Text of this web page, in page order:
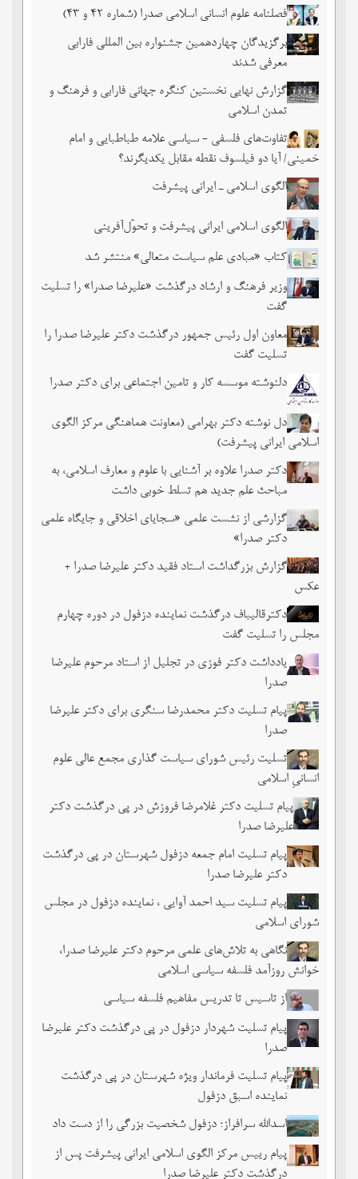
فصلنامه علوم انسانی اسلامی صدرا (شماره 42 و 43)
برگزیدگان چهاردهمین جشنواره بین المللی فارابی
معرفی شدند
گزارش نهایی نخستین کنگره جهانی فارابی و فرهنگ و
تمدن اسلامی
تفاوت‌های فلسفی - سیاسی علامه طباطبایی و امام
خمینی/ آیا دو فیلسوف نقطه مقابل یکدیگرند؟
الگوی اسلامی ـ ایرانی پیشرفت
الگوی اسلامی ایرانی پیشرفت و تحوّل‌آفرینی
کتاب «مبادی علم سیاست متعالی» منتشر شد
وزیر فرهنگ و ارشاد درگذشت «علیرضا صدرا» را تسلیت
گفت
معاون اول رئیس جمهور درگذشت دکتر علیرضا صدرا را
تسلیت گفت
دلنوشته موسسه کار و تامین اجتماعی برای دکتر صدرا
دل نوشته دکتر بهرامی (معاونت هماهنگی مرکز الگوی
اسلامی ایرانی پیشرفت)
دکتر صدرا علاوه بر آشنایی با علوم و معارف اسلامی، به
مباحث علم جدید هم تسلط خوبی داشت
گزارشی از نشست علمی «سجایای اخلاقی و جایگاه علمی
دکتر صدرا»
گزارش بزرگداشت استاد فقید دکتر علیرضا صدرا +
عکس
دکترقالیباف درگذشت نماینده دزفول در دوره چهارم
مجلس را تسلیت گفت
یادداشت دکتر فوزی در تجلیل از استاد مرحوم علیرضا
صدرا
پیام تسلیت دکتر محمدرضا سنگری برای دکتر علیرضا
صدرا
تسلیت رئیس شورای سیاست گذاری مجمع عالی علوم
انسانیِ اسلامی
پیام تسلیت دکتر غلامرضا فروزش در پی درگذشت دکتر
علیرضا صدرا
پیام تسلیت امام جمعه دزفول شهرستان در پی درگذشت
دکتر علیرضا صدرا
پیام تسلیت سید احمد آوایی ، نماینده دزفول در مجلس
شورای اسلامی
نگاهی به تلاش‌های علمی مرحوم دکتر علیرضا صدرا،
خوانش روزآمد فلسفه سیاسی اسلامی
از تاسیس تا تدریس مفاهیم فلسفه سیاسی
پیام تسلیت شهردار دزفول در پی درگذشت دکتر علیرضا
صدرا
پیام تسلیت فرماندار ویژه شهرستان در پی درگذشت
نماینده اسبق دزفول
اسدالله سرافراز؛ دزفول شخصیت بزرگی را از دست داد
پیام رییس مرکز الگوی اسلامی ایرانی پیشرفت پس از
درگذشت دکتر علیرضا صدرا